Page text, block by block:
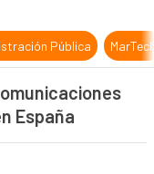
Pública
España